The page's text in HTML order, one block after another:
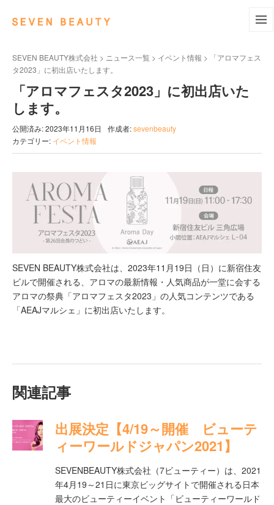
SEVEN BEAUTY株式会社 > ニュース一覧 > イベント情報 >
「アロマフェス
タ2023」に初出店いたします。
「アロマフェスタ2023」に初出店いた
します。
公開済み: 2023年11月16日 作成者:sevenbeauty
カテゴリー: イベント情報
SEVEN BEAUTY株式会社は、2023年11月19日（日）に新宿住友
ビルで開催される、アロマの最新情報・人気商品が一堂に会する
アロマの祭典「アロマフェスタ2023」の人気コンテンツである
「AEAJマルシェ」に初出店いたします。
関連記事
出展決定【4/19～開催 ビューテ
ィーワールドジャパン2021】
SEVENBEAUTY株式会社（7ビューティー）は、2021
年4月19～21日に東京ビッグサイトで開催される日本
最大のビューティーイベント「ビューティーワールド